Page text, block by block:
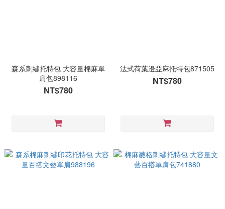
森系刺繡托特包 大容量棉麻單
肩包898116
NT$780
法式荷葉邊亞麻托特包871505
NT$780